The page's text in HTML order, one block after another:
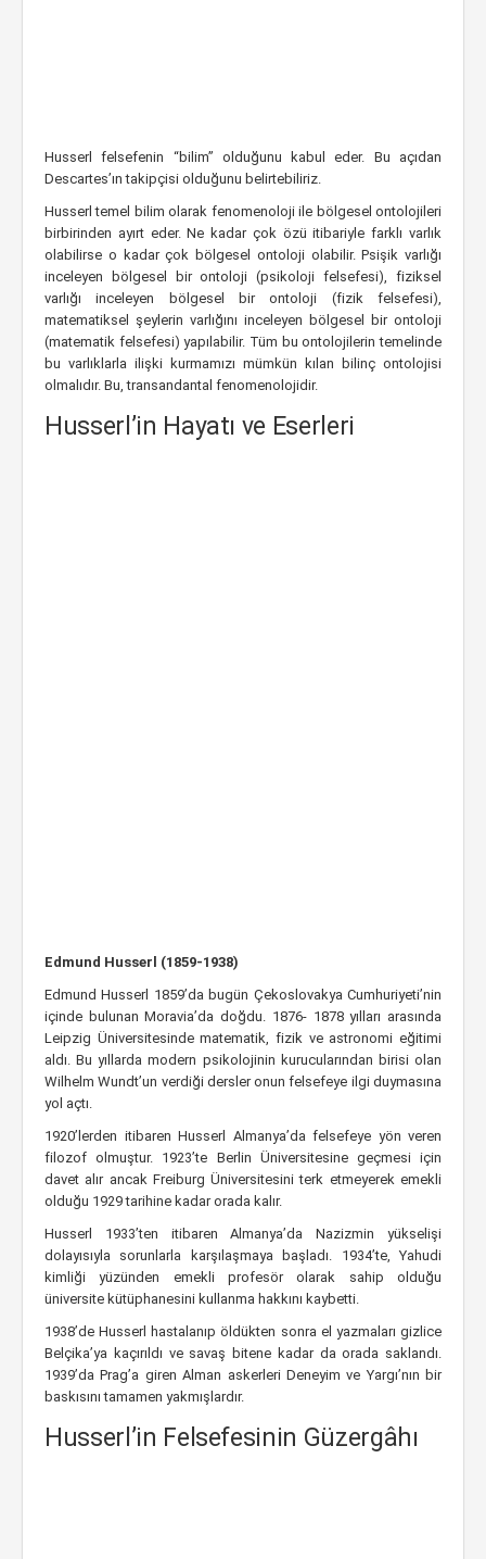
Husserl felsefenin “bilim” olduğunu kabul eder. Bu açıdan
Descartes’ın takipçisi olduğunu belirtebiliriz.
Husserl temel bilim olarak fenomenoloji ile bölgesel ontolojileri
birbirinden ayırt eder. Ne kadar çok özü itibariyle farklı varlık
olabilirse o kadar çok bölgesel ontoloji olabilir. Psişik varlığı
inceleyen bölgesel bir ontoloji (psikoloji felsefesi), fiziksel
varlığı inceleyen bölgesel bir ontoloji (fizik felsefesi),
matematiksel şeylerin varlığını inceleyen bölgesel bir ontoloji
(matematik felsefesi) yapılabilir. Tüm bu ontolojilerin temelinde
bu varlıklarla ilişki kurmamızı mümkün kılan bilinç ontolojisi
olmalıdır. Bu, transandantal fenomenolojidir.
Husserl’in Hayatı ve Eserleri
Edmund Husserl (1859-1938)
Edmund Husserl 1859’da bugün Çekoslovakya Cumhuriyeti’nin
içinde bulunan Moravia’da doğdu. 1876- 1878 yılları arasında
Leipzig Üniversitesinde matematik, fizik ve astronomi eğitimi
aldı. Bu yıllarda modern psikolojinin kurucularından birisi olan
Wilhelm Wundt’un verdiği dersler onun felsefeye ilgi duymasına
yol açtı.
1920’lerden itibaren Husserl Almanya’da felsefeye yön veren
filozof olmuştur. 1923’te Berlin Üniversitesine geçmesi için
davet alır ancak Freiburg Üniversitesini terk etmeyerek emekli
olduğu 1929 tarihine kadar orada kalır.
Husserl 1933’ten itibaren Almanya’da Nazizmin yükselişi
dolayısıyla sorunlarla karşılaşmaya başladı. 1934’te, Yahudi
kimliği yüzünden emekli profesör olarak sahip olduğu
üniversite kütüphanesini kullanma hakkını kaybetti.
1938’de Husserl hastalanıp öldükten sonra el yazmaları gizlice
Belçika’ya kaçırıldı ve savaş bitene kadar da orada saklandı.
1939’da Prag’a giren Alman askerleri Deneyim ve Yargı’nın bir
baskısını tamamen yakmışlardır.
Husserl’in Felsefesinin Güzergâhı